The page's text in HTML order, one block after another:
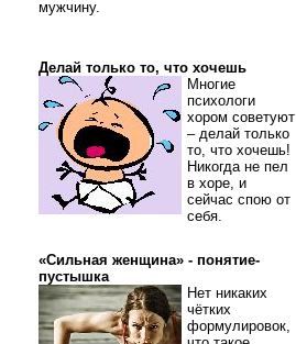
мужчину.
Делай только то, что хочешь
Многие
психологи
хором советуют
– делай только
то, что хочешь!
Никогда не пел
в хоре, и
сейчас спою от
себя.
«Сильная женщина» - понятие-
пустышка
Нет никаких
чётких
формулировок,